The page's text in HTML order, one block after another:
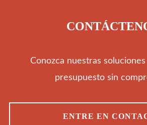
Segmentos
Conozca nuestras
presupuesto sin
ENTRE EN